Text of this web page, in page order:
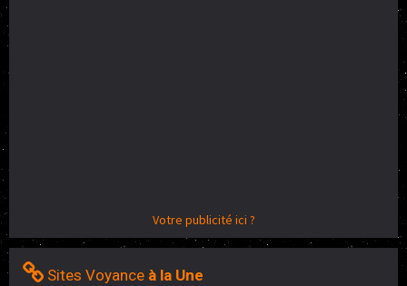
Votre publicité ici ?
Sites Voyance à la Une